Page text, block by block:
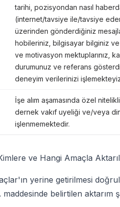
tarihi, pozisyondan nasıl
(internet/tavsiye ile/tavsiye
üzerinden gönderdiğiniz
hobileriniz, bilgisayar bilginiz ve
ve motivasyon mektuplarınız,
durumunuz ve referans
deneyim verilerinizi
İşe alım aşamasında özel
dernek vakıf uyeliği ve/veya din
işlenmemektedir.
ve Hangi Amaçla
yerine getirilmesi
belirtilen aktarım